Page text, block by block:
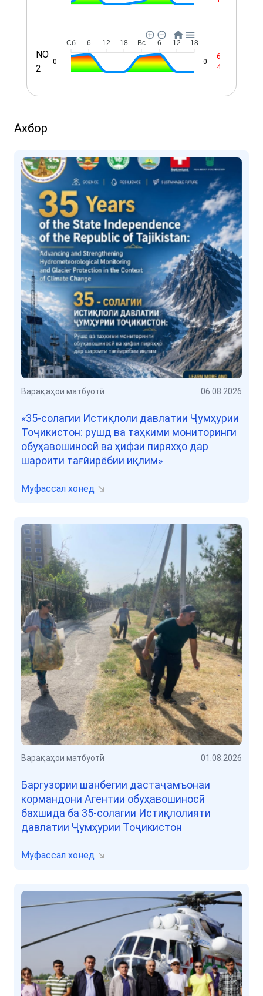
NO
2
0
Сб 6 12 18 Вс 6 12 18
0
6
4
Ахбор
Варақаҳои матбуотӣ 06.08.2026
«35-солагии Истиқлоли давлатии Ҷумҳурии
Тоҷикистон: рушд ва таҳкими мониторинги
обуҳавошиносӣ ва ҳифзи пиряхҳо дар
шароити тағйирёбии иқлим»
Муфассал хонед
Варақаҳои матбуотӣ 01.08.2026
Баргузории шанбегии дастаҷамъонаи
кормандони Агентии обуҳавошиносӣ
бахшида ба 35-солагии Истиқлолияти
давлатии Ҷумҳурии Тоҷикистон
Муфассал хонед